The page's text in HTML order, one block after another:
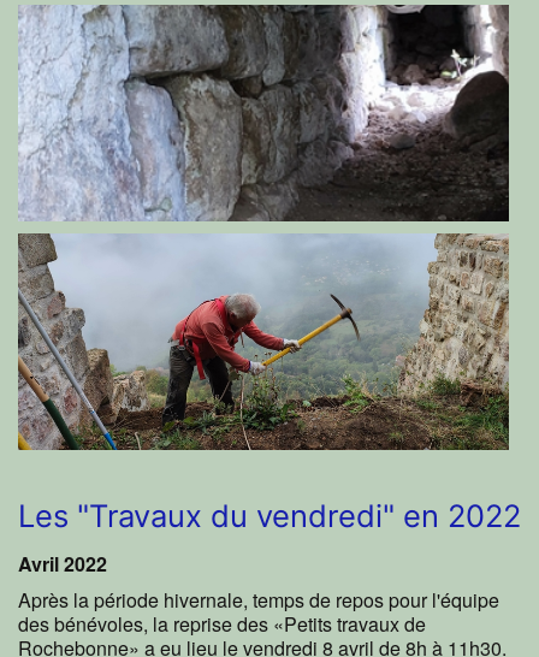
Les "Travaux du vendredi" en 2022
Avril 2022
Après la période hivernale, temps de repos pour l'équipe
des bénévoles, la reprise des «Petits travaux de
Rochebonne» a eu lieu le vendredi 8 avril de 8h à 11h30.